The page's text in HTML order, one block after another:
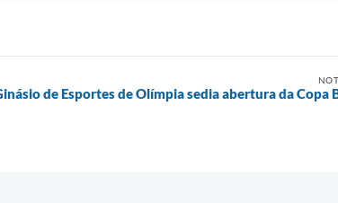
de Esportes de Olímpia sedia abertura da Copa